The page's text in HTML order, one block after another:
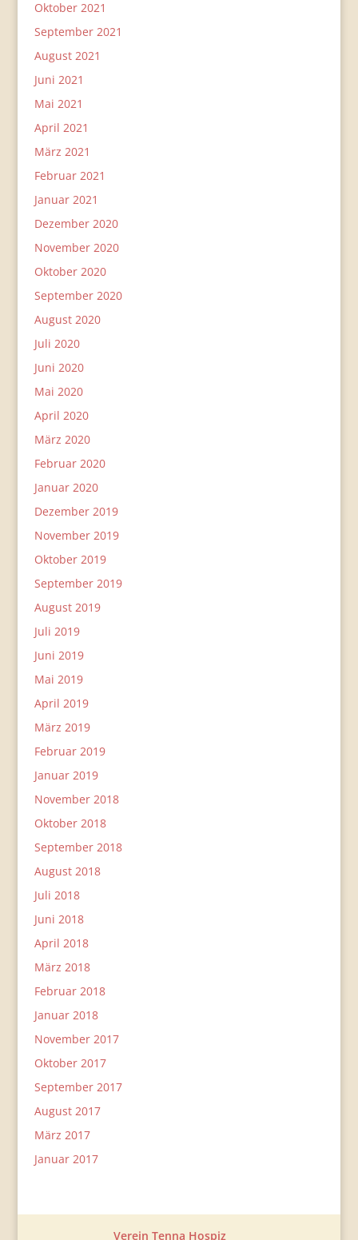
Oktober 2021
September 2021
August 2021
Juni 2021
Mai 2021
April 2021
März 2021
Februar 2021
Januar 2021
Dezember 2020
November 2020
Oktober 2020
September 2020
August 2020
Juli 2020
Juni 2020
Mai 2020
April 2020
März 2020
Februar 2020
Januar 2020
Dezember 2019
November 2019
Oktober 2019
September 2019
August 2019
Juli 2019
Juni 2019
Mai 2019
April 2019
März 2019
Februar 2019
Januar 2019
November 2018
Oktober 2018
September 2018
August 2018
Juli 2018
Juni 2018
April 2018
März 2018
Februar 2018
Januar 2018
November 2017
Oktober 2017
September 2017
August 2017
März 2017
Januar 2017
Verein Tenna Hospiz